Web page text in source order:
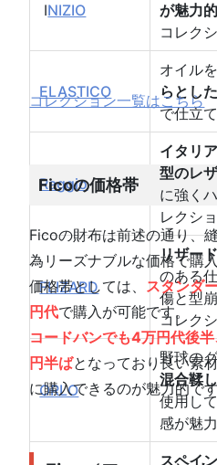
INIZIO
が魅力的
コレク
ELASTICO
オイル
らとし
で仕立
Raggio
イタリ
型のレ
に強く
レクシ
FLIZARD
リザー
のある
傷と型
コレク
ORLO
野球の
混合鞣
使用し
感が魅
スペイ
コレクション一覧はこちら
Ficoの価格帯
Ficoの財布は前述の通り、
為リーズナブルな価格で購
価格帯としては、 スタンダ
円代で購入が可能です。
コードバンでも4万円代後半
円半ばとなっており良い素
に購入できるのが魅力的で